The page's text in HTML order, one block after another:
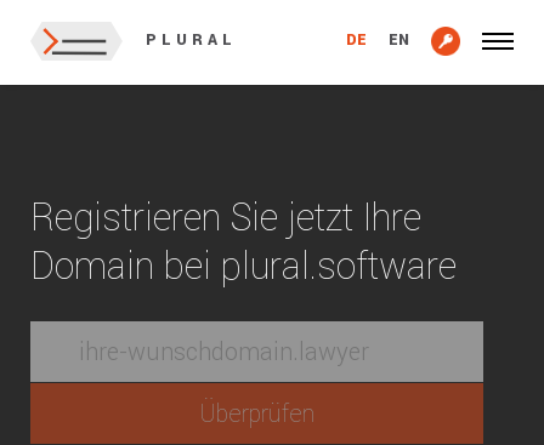
PLURAL DE EN
Registrieren Sie jetzt Ihre
Domain bei plural.software